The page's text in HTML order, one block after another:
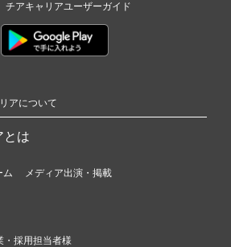
チアキャリアユーザーガイド
アについて
とは
ム
メディア出演・掲載
・採用担当者様